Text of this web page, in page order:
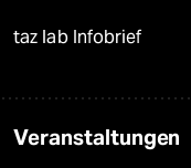
taz lab Infobrief
Veranstaltungen